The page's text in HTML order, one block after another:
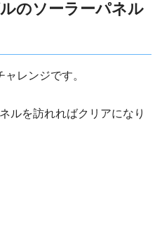
のソーラーパネル
レンジです。
ルを訪れればクリアになり